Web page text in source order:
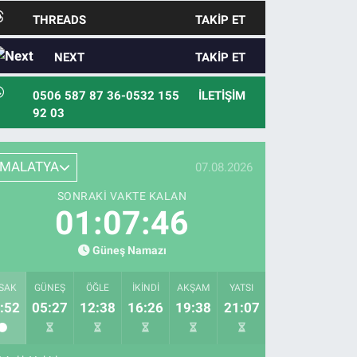
THREADS TAKIP ET
NEXT TAKIP ET
0506 587 87 36-0532 155
92 03
İLETIŞIM
MALATYA 07.08.2026
SONRAKI VAKTE KALAN
01:07:45
Güneş Namazı
GÜNEŞ
05:27
ÖĞLE
12:38
İKINDI
16:26
AKŞAM
19:38
YATSI
21:07